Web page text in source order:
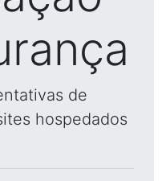
de
hospedados